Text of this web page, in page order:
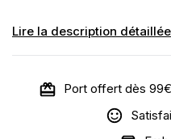
Lire la description détaillée
Port offert dès